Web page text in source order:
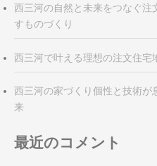
西三河の自然と未来をつなぐ注
すものづくり
西三河で叶える理想の注文住宅
西三河の家づくり個性と技術が
来
最近のコメント